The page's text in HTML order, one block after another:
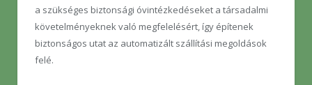
a szükséges biztonsági óvintézkedéseket a társadalmi
követelményeknek való megfelelésért, így építenek
biztonságos utat az automatizált szállítási megoldások
felé.